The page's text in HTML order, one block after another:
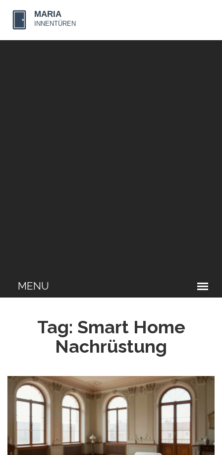
Tag: Smart Home
Nachrüstung